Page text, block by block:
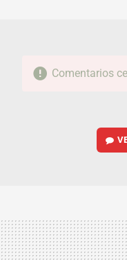
Comentarios